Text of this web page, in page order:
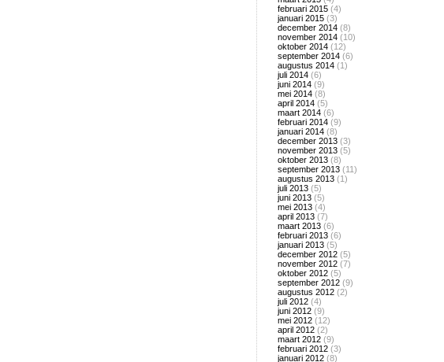
februari 2015 (4)
januari 2015 (3)
december 2014 (8)
november 2014 (10)
oktober 2014 (12)
september 2014 (6)
augustus 2014 (1)
juli 2014 (6)
juni 2014 (9)
mei 2014 (8)
april 2014 (5)
maart 2014 (6)
februari 2014 (9)
januari 2014 (8)
december 2013 (3)
november 2013 (5)
oktober 2013 (8)
september 2013 (11)
augustus 2013 (1)
juli 2013 (5)
juni 2013 (5)
mei 2013 (4)
april 2013 (7)
maart 2013 (6)
februari 2013 (6)
januari 2013 (5)
december 2012 (5)
november 2012 (7)
oktober 2012 (5)
september 2012 (9)
augustus 2012 (2)
juli 2012 (4)
juni 2012 (9)
mei 2012 (12)
april 2012 (2)
maart 2012 (9)
februari 2012 (3)
januari 2012 (8)